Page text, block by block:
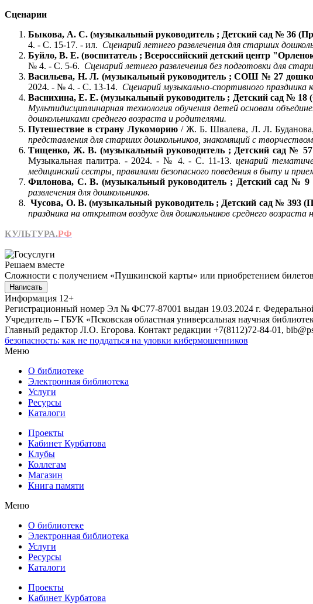
Сценарии
Быкова, А. С. (музыкальный руководитель ; Детский сад № 36
4. - С. 15-17. - ил. Сценарий летнего развлечения для старших
Буйло, В. Е. (воспитатель ; Всероссийский детский центр
№ 4. - С. 5-6. Сценарий летнего развлечения без подготовки для
Васильева, Н. Л. (музыкальный руководитель ; СОШ № 27
2024. - № 4. - С. 13-14. Сценарий музыкально-спортивного
Васнихина, Е. Е. (музыкальный руководитель ; Детский сад № 18
Мультидисциплинарная технология обучения детей основам
дошкольниками среднего возраста и родителями.
Путешествие в страну Лукоморию / Ж. Б. Швалева, Л. Л.
представления для старших дошкольников, знакомящий с
Тищенко, Ж. В. (музыкальный руководитель ; Детский сад № 57
Музыкальная палитра. - 2024. - № 4. - С. 11-13. ценарий
медицинский сестры, правилами безопасного поведения в быту и
Филонова, С. В. (музыкальный руководитель ; Детский сад №
развлечения для дошкольников.
Чусова, О. В. (музыкальный руководитель ; Детский сад № 393
праздника на открытом воздухе для дошкольников среднего
КУЛЬТУРА.РФ
Решаем вместе
Сложности с получением «Пушкинской карты» или приобретением
Написать
Информация 12+
Регистрационный номер Эл № ФС77-87001 выдан 19.03.2024 г.
Учредитель – ГБУК «Псковская областная универсальная научная
Главный редактор Л.О. Егорова. Контакт редакции +7(8112)72-84-01,
безопасность: как не поддаться на уловки кибермошенников
Меню
О библиотеке
Электронная библиотека
Услуги
Ресурсы
Каталоги
Проекты
Кабинет Курбатова
Клубы
Коллегам
Магазин
Книга памяти
Меню
О библиотеке
Электронная библиотека
Услуги
Ресурсы
Каталоги
Проекты
Кабинет Курбатова